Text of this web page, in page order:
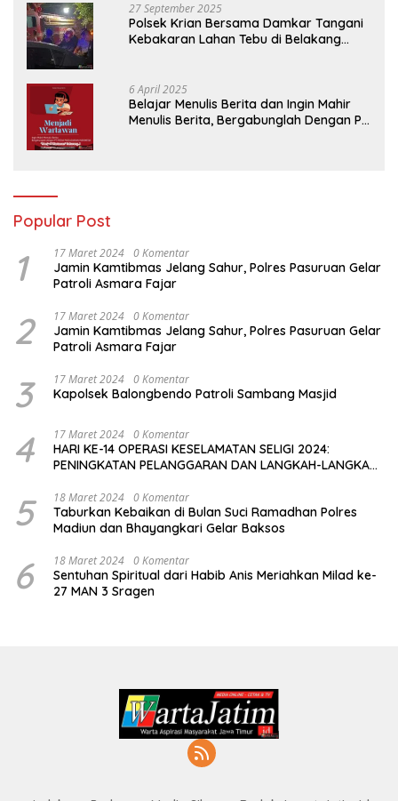
27 September 2025
Polsek Krian Bersama Damkar Tangani
Kebakaran Lahan Tebu di Belakang
6 April 2025
Belajar Menulis Berita dan Ingin Mahir
Menulis Berita, Bergabunglah Dengan PT
Popular Post
1 17 Maret 2024 0 Komentar
Jamin Kamtibmas Jelang Sahur, Polres Pasuruan Gelar
Patroli Asmara Fajar
2 17 Maret 2024 0 Komentar
Jamin Kamtibmas Jelang Sahur, Polres Pasuruan Gelar
Patroli Asmara Fajar
3 17 Maret 2024 0 Komentar
Kapolsek Balongbendo Patroli Sambang Masjid
4 17 Maret 2024 0 Komentar
HARI KE-14 OPERASI KESELAMATAN SELIGI 2024:
PENINGKATAN PELANGGARAN DAN LANGKAH-LANGKAH
5 18 Maret 2024 0 Komentar
Taburkan Kebaikan di Bulan Suci Ramadhan Polres
Madiun dan Bhayangkari Gelar Baksos
6 18 Maret 2024 0 Komentar
Sentuhan Spiritual dari Habib Anis Meriahkan Milad ke-
27 MAN 3 Sragen